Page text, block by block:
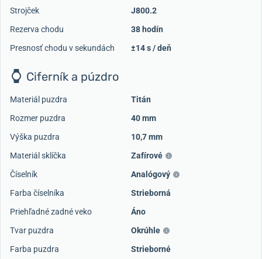
Strojček
J800.2
Rezerva chodu
38 hodín
Presnosť chodu v sekundách
±14 s / deň
Ciferník a púzdro
Materiál puzdra
Titán
Rozmer puzdra
40 mm
Výška puzdra
10,7 mm
Materiál sklíčka
Zafírové
Číselník
Analógový
Farba číselníka
Strieborná
Priehľadné zadné veko
Áno
Tvar puzdra
Okrúhle
Farba puzdra
Strieborné